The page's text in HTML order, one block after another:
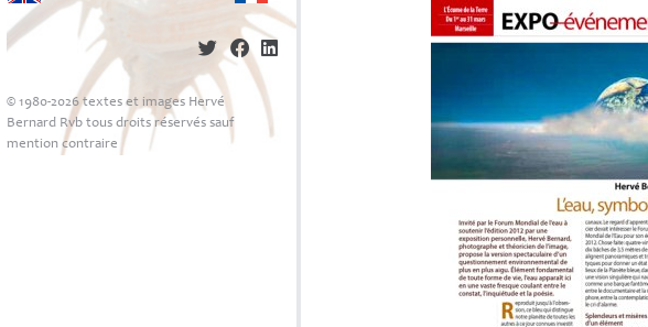
© 1980-2026 textes et images Hervé
Bernard Rvb tous droits réservés sauf
mention contraire